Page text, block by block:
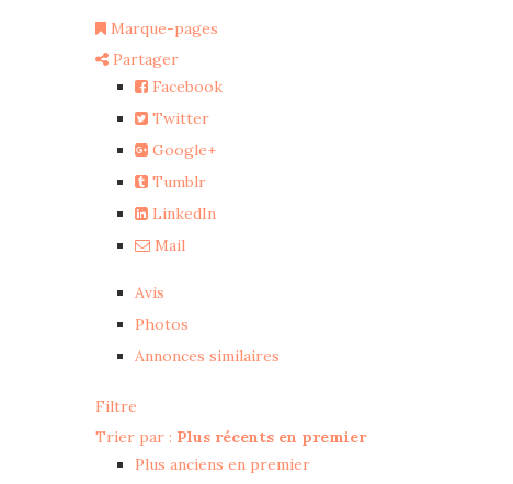
Marque-pages
Partager
Facebook
Twitter
Google+
Tumblr
LinkedIn
Mail
Avis
Photos
Annonces similaires
Filtre
Trier par : Plus récents en premier
Plus anciens en premier